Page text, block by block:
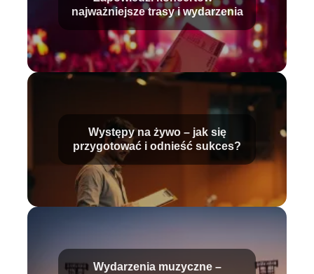
najważniejsze trasy i wydarzenia
Występy na żywo – jak się
przygotować i odnieść sukces?
Wydarzenia muzyczne –